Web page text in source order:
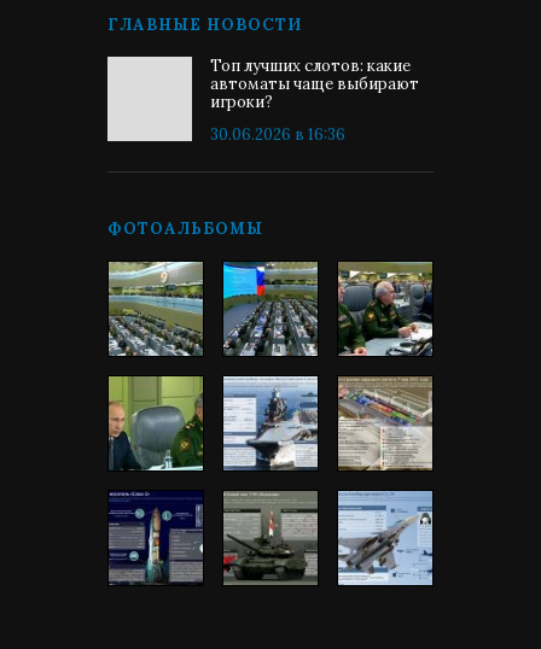
ГЛАВНЫЕ НОВОСТИ
Топ лучших слотов: какие
автоматы чаще выбирают
игроки?
30.06.2026 в 16:36
ФОТОАЛЬБОМЫ